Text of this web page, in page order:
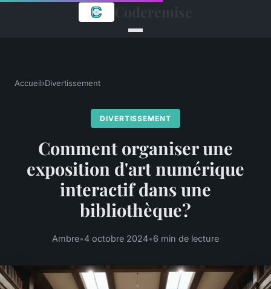
Accueil›Divertissement
DIVERTISSEMENT
Comment organiser une
exposition d'art numérique
interactif dans une
bibliothèque?
Ambre•4 octobre 2024•6 min de lecture